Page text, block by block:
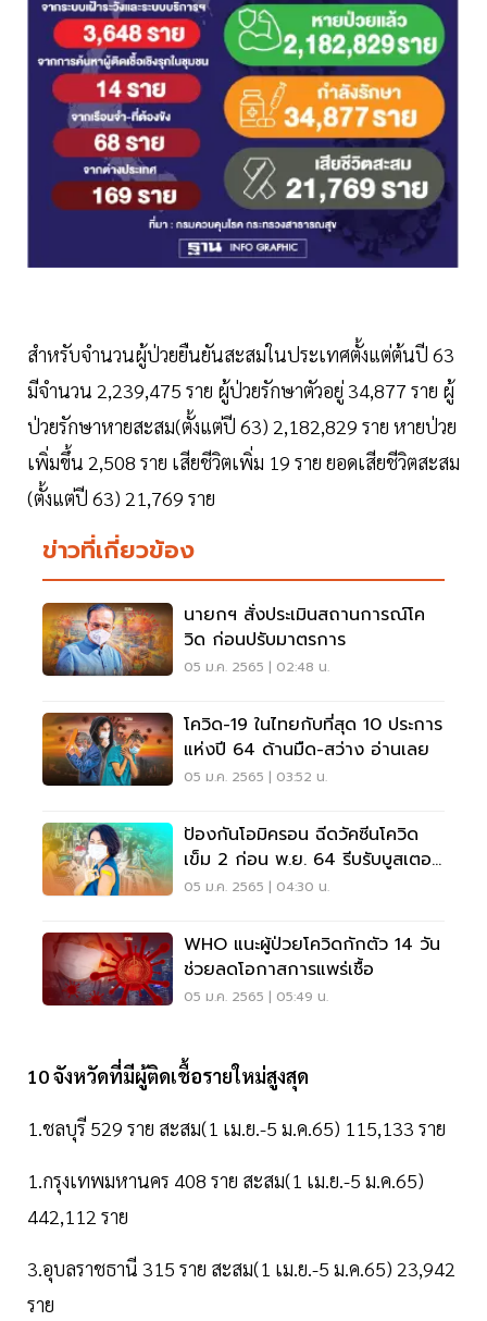
สำหรับจำนวนผู้ป่วยยืนยันสะสมในประเทศตั้งแต่ต้นปี 63
มีจำนวน 2,239,475 ราย ผู้ป่วยรักษาตัวอยู่ 34,877 ราย ผู้
ป่วยรักษาหายสะสม(ตั้งแต่ปี 63) 2,182,829 ราย หายป่วย
เพิ่มขึ้น 2,508 ราย เสียชีวิตเพิ่ม 19 ราย ยอดเสียชีวิตสะสม
(ตั้งแต่ปี 63) 21,769 ราย
ข่าวที่เกี่ยวข้อง
นายกฯ สั่งประเมินสถานการณ์โค
วิด ก่อนปรับมาตรการ
05 ม.ค. 2565 | 02:48 น.
โควิด-19 ในไทยกับที่สุด 10 ประการ
แห่งปี 64 ด้านมืด-สว่าง อ่านเลย
05 ม.ค. 2565 | 03:52 น.
ป้องกันโอมิครอน ฉีดวัคซีนโควิด
เข็ม 2 ก่อน พ.ย. 64 รีบรับบูสเตอร์
โดส ด่วน !
05 ม.ค. 2565 | 04:30 น.
WHO แนะผู้ป่วยโควิดกักตัว 14 วัน
ช่วยลดโอกาสการแพร่เชื้อ
05 ม.ค. 2565 | 05:49 น.
10 จังหวัดที่มีผู้ติดเชื้อรายใหม่สูงสุด
1.ชลบุรี 529 ราย สะสม(1 เม.ย.-5 ม.ค.65) 115,133 ราย
1.กรุงเทพมหานคร 408 ราย สะสม(1 เม.ย.-5 ม.ค.65)
442,112 ราย
3.อุบลราชธานี 315 ราย สะสม(1 เม.ย.-5 ม.ค.65) 23,942
ราย